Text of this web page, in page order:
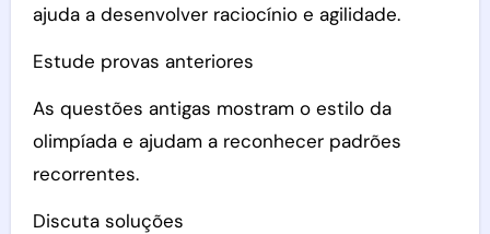
ajuda a desenvolver raciocínio e agilidade.
Estude provas anteriores
As questões antigas mostram o estilo da
olimpíada e ajudam a reconhecer padrões
recorrentes.
Discuta soluções